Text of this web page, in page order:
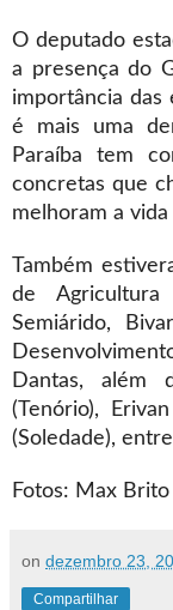
O deputado
a presença do
importância das
é mais uma
Paraíba tem
concretas que
melhoram a vida
Também
de
Semiárido,
Dantas, além
(Tenório),
(Soledade),
Fotos: Max Brito
on dezembro 23,
Compartilhar